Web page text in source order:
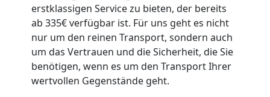
erstklassigen Service zu bieten, der bereits
ab 335€ verfügbar ist. Für uns geht es nicht
nur um den reinen Transport, sondern auch
um das Vertrauen und die Sicherheit, die Sie
benötigen, wenn es um den Transport Ihrer
wertvollen Gegenstände geht.
Wiener
Neustadt
Klaviertransport